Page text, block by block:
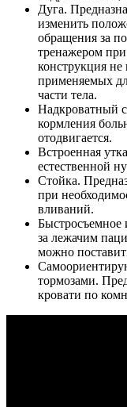
Дуга.
изменить
обращения за
тренажером
конструкция не
применяемых
части тела.
Надкроватный
кормления
отодвигается.
Встроенная
естественной
Стойка.
при
вливаний.
Быстросъемное
за лежачим
можно
тормозами.
кровати по